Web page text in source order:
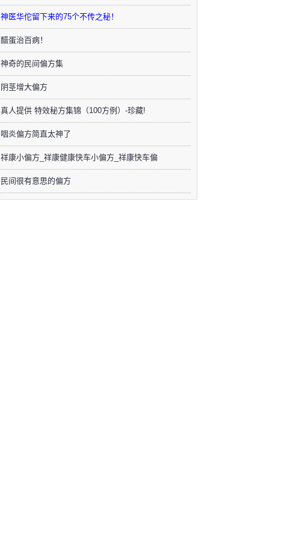
神医华佗留下来的75个不传之秘！
醋蛋治百病！
神奇的民间偏方集
阴茎增大偏方
真人提供 特效秘方集锦（100方例）-珍藏!
咽炎偏方简直太神了
祥康小偏方_祥康健康快车小偏方_祥康快车偏
民间很有意思的偏方